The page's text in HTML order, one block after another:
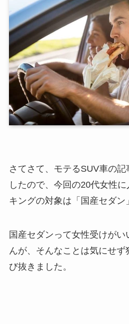
さてさて、モテるSUV車の記
したので、今回の20代女性
キングの対象は「国産セダン
国産セダンって女性受けが
んが、そんなことは気にせず
び抜きました。